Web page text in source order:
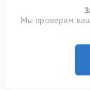
Мы проверим